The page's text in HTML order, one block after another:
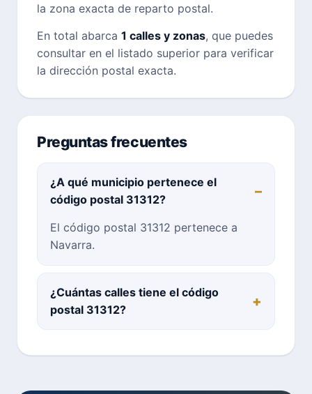
la zona exacta de reparto postal.
En total abarca 1 calles y zonas, que puedes
consultar en el listado superior para verificar
la dirección postal exacta.
Preguntas frecuentes
¿A qué municipio pertenece el
código postal 31312?
El código postal 31312 pertenece a
Navarra.
¿Cuántas calles tiene el código
postal 31312?